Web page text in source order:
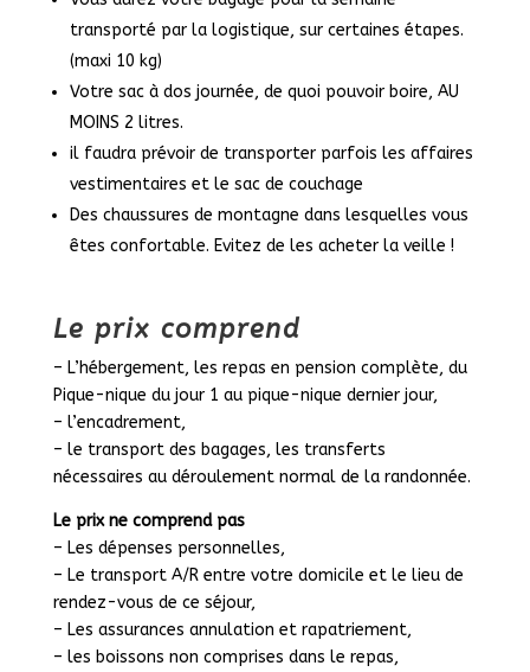
transporté par la logistique, sur certaines étapes.
(maxi 10 kg)
Votre sac à dos journée, de quoi pouvoir boire, AU
MOINS 2 litres.
il faudra prévoir de transporter parfois les affaires
vestimentaires et le sac de couchage
Des chaussures de montagne dans lesquelles vous
êtes confortable. Evitez de les acheter la veille !
Le prix comprend
– L’hébergement, les repas en pension complète, du
Pique-nique du jour 1 au pique-nique dernier jour,
– l’encadrement,
– le transport des bagages, les transferts
nécessaires au déroulement normal de la randonnée.
Le prix ne comprend pas
– Les dépenses personnelles,
– Le transport A/R entre votre domicile et le lieu de
rendez-vous de ce séjour,
– Les assurances annulation et rapatriement,
– les boissons non comprises dans le repas,